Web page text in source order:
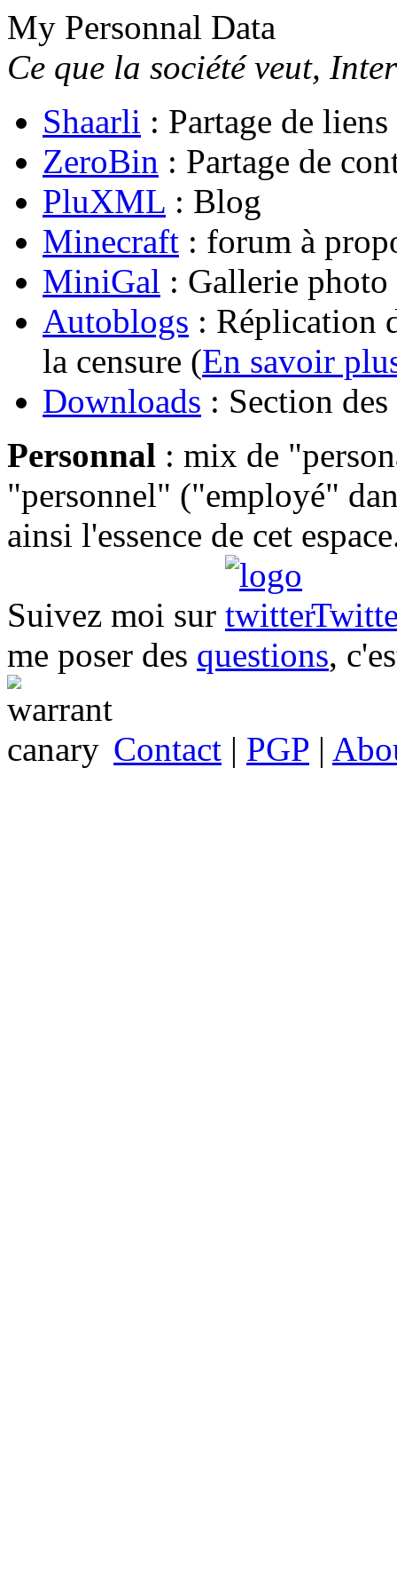
My Personnal Data
Ce que la société veut,
Shaarli : Partage de liens
ZeroBin : Partage de
PluXML : Blog
Minecraft : forum à
MiniGal : Gallerie photo
Autoblogs : Réplication
la censure (En savoir
Downloads : Section
Personnal : mix de
"personnel" ("employé"
ainsi l'essence de cet
Suivez moi sur
me poser des questions,
Contact | PGP |